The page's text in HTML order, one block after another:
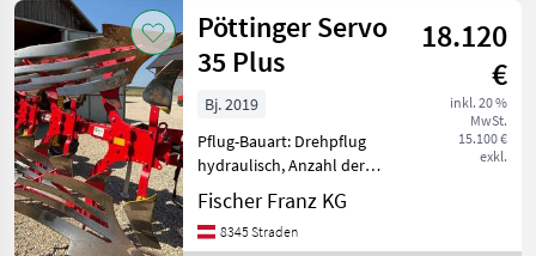
/
Vogel&Noot
Pöttinger Servo
35 Plus
18.120
€
inkl. 20 %
MwSt.
15.100 €
exkl.
Bj. 2019
Pflug-Bauart: Drehpflug
hydraulisch, Anzahl der
Schare: 4-schar, Vorschäler,
Scheibensech, hydr.
Schnittbreitenverstellung,
Fischer Franz KG
8345 Straden